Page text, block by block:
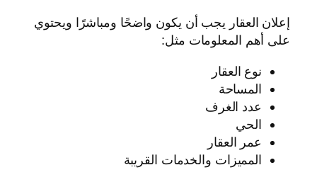
إعلان العقار يجب أن يكون واضحًا ومباشرًا ويحتوي
على أهم المعلومات مثل:
نوع العقار
المساحة
عدد الغرف
الحي
عمر العقار
المميزات والخدمات القريبة